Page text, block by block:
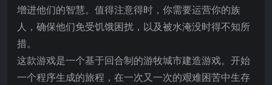
增进他们的智慧。值得注意得时，你需要运营你的族
人，确保他们免受饥饿困扰，以及被水淹没时得不知所
措。
这款游戏是一个基于回合制的游牧城市建造游戏。开始
一个程序生成的旅程，在一次又一次的艰难困苦中生存